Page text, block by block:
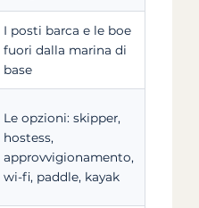
I posti barca e le boe
fuori dalla marina di
base
Le opzioni: skipper,
hostess,
approvvigionamento,
wi-fi, paddle, kayak